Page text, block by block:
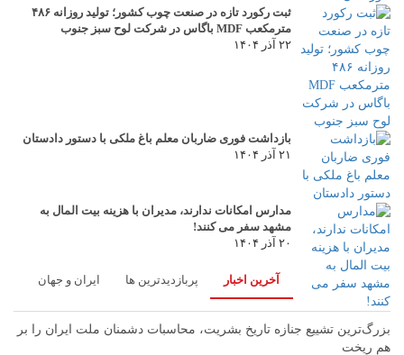
ثبت رکورد تازه در صنعت چوب کشور؛ تولید روزانه ۴۸۶
مترمکعب MDF باگاس در شرکت لوح سبز جنوب
۲۲ آذر ۱۴۰۴
بازداشت فوری ضاربان معلم باغ ملکی با دستور دادستان
۲۱ آذر ۱۴۰۴
مدارس امکانات ندارند، مدیران با هزینه بیت المال به
مشهد سفر می کنند!
۲۰ آذر ۱۴۰۴
آخرین اخبار پربازدیدترین ها ایران و جهان
بزرگ‌ترین تشییع جنازه تاریخ بشریت، محاسبات دشمنان ملت ایران را بر
هم ریخت